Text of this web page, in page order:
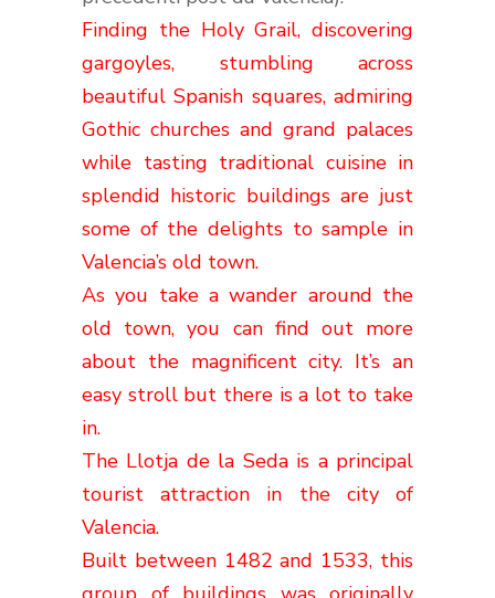
Finding the Holy Grail, discovering
gargoyles, stumbling across
beautiful Spanish squares, admiring
Gothic churches and grand palaces
while tasting traditional cuisine in
splendid historic buildings are just
some of the delights to sample in
Valencia’s old town.
As you take a wander around the
old town, you can find out more
about the magnificent city. It’s an
easy stroll but there is a lot to take
in.
The Llotja de la Seda is a principal
tourist attraction in the city of
Valencia.
Built between 1482 and 1533, this